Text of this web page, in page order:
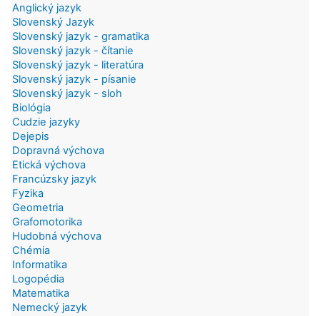
Anglický jazyk
Slovenský Jazyk
Slovenský jazyk - gramatika
Slovenský jazyk - čítanie
Slovenský jazyk - literatúra
Slovenský jazyk - písanie
Slovenský jazyk - sloh
Biológia
Cudzie jazyky
Dejepis
Dopravná výchova
Etická výchova
Francúzsky jazyk
Fyzika
Geometria
Grafomotorika
Hudobná výchova
Chémia
Informatika
Logopédia
Matematika
Nemecký jazyk